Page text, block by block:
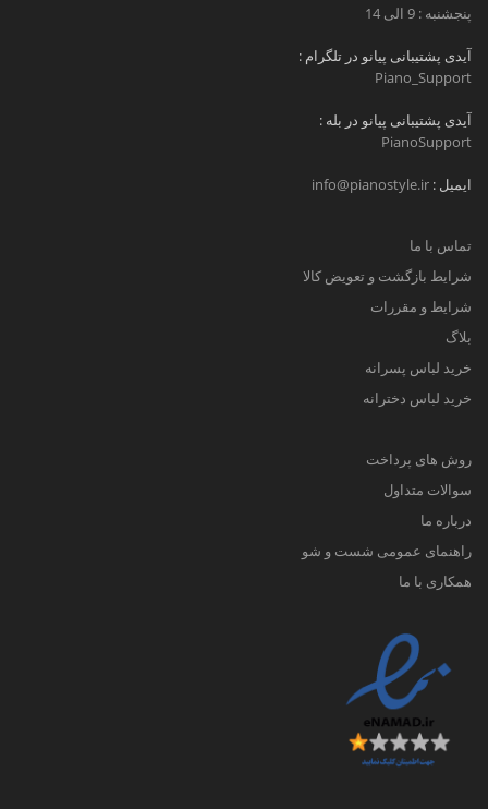
پنجشنبه : 9 الی 14
آیدی پشتیبانی پیانو در تلگرام :
Piano_Support
آیدی پشتیبانی پیانو در بله :
PianoSupport
ایمیل : info@pianostyle.ir
تماس با ما
شرایط بازگشت و تعویض کالا
شرایط و مقررات
بلاگ
خرید لباس پسرانه
خرید لباس دخترانه
روش های پرداخت
سوالات متداول
درباره ما
راهنمای عمومی شست و شو
همکاری با ما